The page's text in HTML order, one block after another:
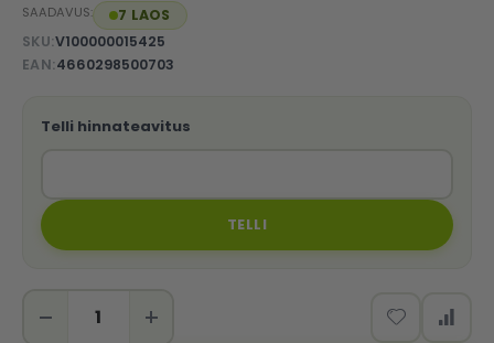
SAADAVUS:
7 LAOS
SKU V100000015425
EAN 4660298500703
Telli hinnateavitus
TELLI